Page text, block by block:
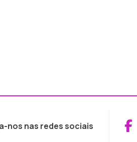
nos nas redes sociais